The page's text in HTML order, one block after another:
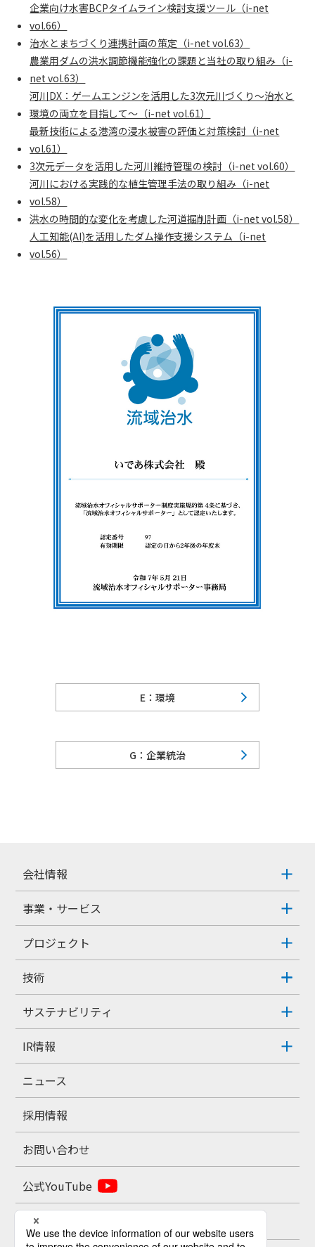
企業向け水害BCPタイムライン検討支援ツール（i-net
vol.66）
治水とまちづくり連携計画の策定（i-net vol.63）
農業用ダムの洪水調節機能強化の課題と当社の取り組み（i-
net vol.63）
河川DX：ゲームエンジンを活用した3次元川づくり～治水と
環境の両立を目指して～（i-net vol.61）
最新技術による港湾の浸水被害の評価と対策検討（i-net
vol.61）
3次元データを活用した河川維持管理の検討（i-net vol.60）
河川における実践的な植生管理手法の取り組み（i-net
vol.58）
洪水の時間的な変化を考慮した河道掘削計画（i-net vol.58）
人工知能(AI)を活用したダム操作支援システム（i-net
vol.56）
E：環境
G：企業統治
会社情報
事業・サービス
プロジェクト
技術
サステナビリティ
IR情報
ニュース
採用情報
お問い合わせ
公式YouTube
公式X